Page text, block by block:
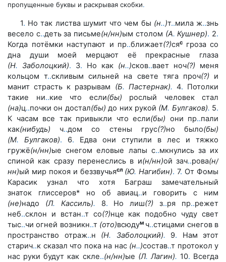
пропущенные буквы и раскрывая скобки.
1. Но так листва шумит что чем бы (н..)т..мила ж..знь
весело с..деть за письме(н/нн)ым столом (А. Кушнер). 2.
Когда потёмки наступают и пр..ближает(?)сяс гроза со
дна души моей мерцают её прекрасные глаза
(Н. Заболоцкий). 3. Но как (н..)сков..вает ноч(?) меня
кольцом т..скливым сильней на свете тяга проч(?) и
манитстрасть к разрывам (Б. Пастернак). 4. Потолки
такие ни..кие что если(бы) рослый человек стал
(на)ц..почки он достал(бы)до них рукой (М. Булгаков). 5.
К часам все так привыкли что если(бы) они пр..пали
как(нибудь) ч..дом со стены грус(?)но было(бы)
(М. Булгаков). 6. Едва они ступили в лес и тяжко
гружё(н/нн)ые снегомеловые лапы с..мкнулись за их
спиной как сразу перенеслись в и(н/нн)ой зач..рова(н/
нн)ый мир покоя и беззвучьясл (Ю. Нагибин). 7. От Фомы
Карасик узнал что хотя Баграш замечательный
знаток глиссеров* но об авиац..и говорить с ним
(не)надо (Л. Кассиль). 8. Но лиш(?)з..ря пр..режет
неб..склон и встан..т со(?)нце как подобно чуду свет
тыс..чи огней возникн..т (ото)всюдум ч..стицами снегов в
пространство отраж..н (Н. Заболоцкий). 9. Нам этот
старич..к сказал что пока на нас (н..)состав..т протокол у
нас рукибудут как скле..(н/нн)ые (Л. Лагин). 10. Всегда